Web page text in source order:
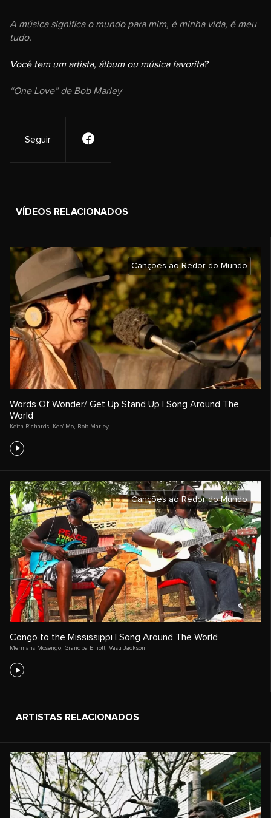
A música significa o mundo para mim, é minha vida, é meu
tudo.
Você tem um artista, álbum ou música favorita?
“One Love” de Bob Marley
Seguir
VÍDEOS RELACIONADOS
Canções ao Redor do Mundo
Words Of Wonder/ Get Up Stand Up | Song Around The
World
Keith Richards Keb' Mo', Bob Marley
Canções ao Redor do Mundo
Congo to the Mississippi | Song Around The World
Mermans Mosengo, Grandpa Elliott, Vasti Jackson
ARTISTAS RELACIONADOS